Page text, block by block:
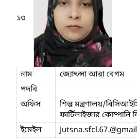
১৩
নাম
জ্যোৎন্সা আরা বেগম
পদবি
অফিস
শিল্প মন্ত্রণালয়/
ফার্টিলাইজার কোম্পানি
ইমেইল
Jutsna.sfcl.67.